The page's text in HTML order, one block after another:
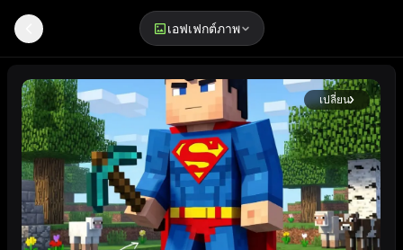
เอฟเฟกต์ภาพ
เครื่องมือสร้างรูปโปรไฟล์สไตล์บล็อก Minecraft
เปลี่ยน